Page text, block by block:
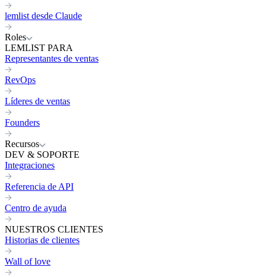
lemlist desde Claude
Roles
LEMLIST PARA
Representantes de ventas
RevOps
Líderes de ventas
Founders
Recursos
DEV & SOPORTE
Integraciones
Referencia de API
Centro de ayuda
NUESTROS CLIENTES
Historias de clientes
Wall of love